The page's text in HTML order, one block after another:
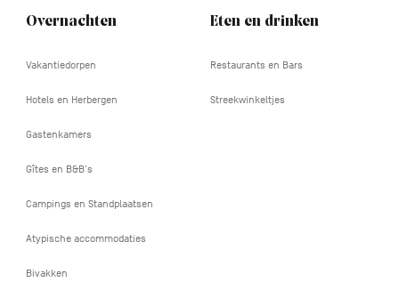
Overnachten
Vakantiedorpen
Hotels en Herbergen
Gastenkamers
Gîtes en B&B's
Campings en Standplaatsen
Atypische accommodaties
Bivakken
Eten en drinken
Restaurants en Bars
Streekwinkeltjes